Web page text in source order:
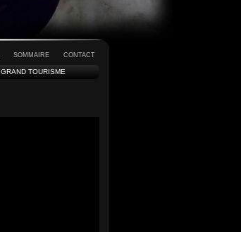
SOMMAIRE CONTACT
GRAND TOURISME